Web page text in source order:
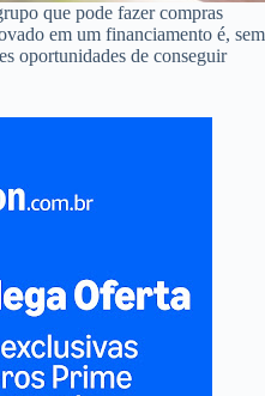
que pode fazer compras
em um financiamento é, sem
oportunidades de conseguir